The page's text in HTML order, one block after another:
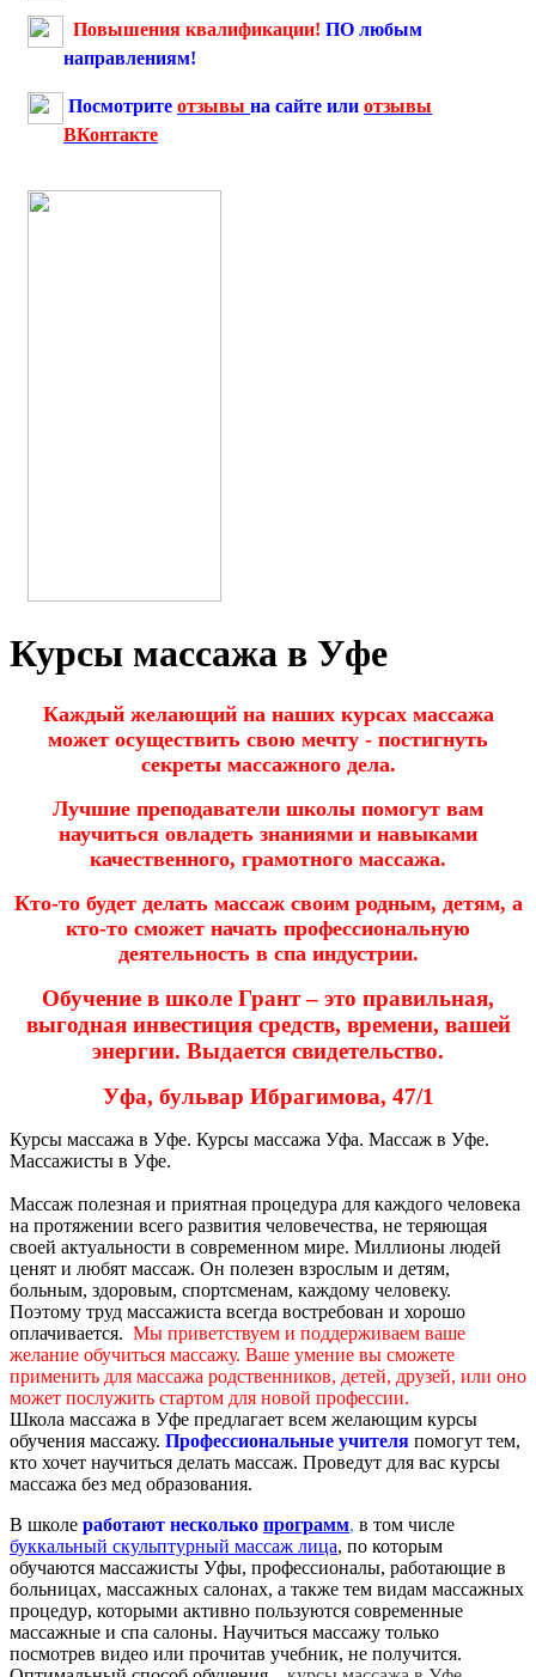
Повышения квалификации! ПО любым
направлениям!
Посмотрите отзывы на сайте или отзывы
ВКонтакте
Курсы массажа в Уфе
Каждый желающий на наших курсах массажа
может осуществить свою мечту - постигнуть
секреты массажного дела.
Лучшие преподаватели школы помогут вам
научиться овладеть знаниями и навыками
качественного, грамотного массажа.
Кто-то будет делать массаж своим родным, детям, а
кто-то сможет начать профессиональную
деятельность в спа индустрии.
Обучение в школе Грант – это правильная,
выгодная инвестиция средств, времени, вашей
энергии. Выдается свидетельство.
Уфа, бульвар Ибрагимова, 47/1
Курсы массажа в Уфе. Курсы массажа Уфа. Массаж в Уфе.
Массажисты в Уфе.
Массаж полезная и приятная процедура для каждого человека
на протяжении всего развития человечества, не теряющая
своей актуальности в современном мире. Миллионы людей
ценят и любят массаж. Он полезен взрослым и детям,
больным, здоровым, спортсменам, каждому человеку.
Поэтому труд массажиста всегда востребован и хорошо
оплачивается. Мы приветствуем и поддерживаем ваше
желание обучиться массажу. Ваше умение вы сможете
применить для массажа родственников, детей, друзей, или оно
может послужить стартом для новой профессии.
Школа массажа в Уфе предлагает всем желающим курсы
обучения массажу. Профессиональные учителя помогут тем,
кто хочет научиться делать массаж. Проведут для вас курсы
массажа без мед образования.
В школе работают несколько программ, в том числе
буккальный скульптурный массаж лица, по которым
обучаются массажисты Уфы, профессионалы, работающие в
больницах, массажных салонах, а также тем видам массажных
процедур, которыми активно пользуются современные
массажные и спа салоны. Научиться массажу только
посмотрев видео или прочитав учебник, не получится.